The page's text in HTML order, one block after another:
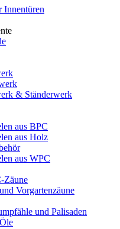
Innentüren
& Ständerwerk
aus BPC
aus Holz
aus WPC
Zäune
Vorgartenzäune
und Palisaden